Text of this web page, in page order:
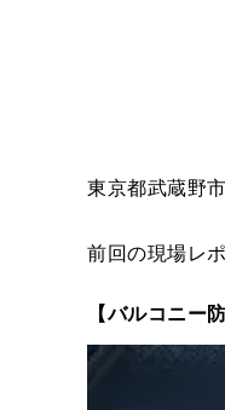
東京都武蔵野
前回の現場レ
【バルコニー